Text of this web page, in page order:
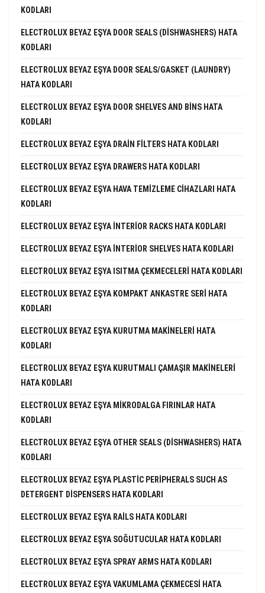
KODLARI
ELECTROLUX BEYAZ EŞYA DOOR SEALS (DISHWASHERS) HATA
KODLARI
ELECTROLUX BEYAZ EŞYA DOOR SEALS/GASKET (LAUNDRY)
HATA KODLARI
ELECTROLUX BEYAZ EŞYA DOOR SHELVES AND BINS HATA
KODLARI
ELECTROLUX BEYAZ EŞYA DRAIN FILTERS HATA KODLARI
ELECTROLUX BEYAZ EŞYA DRAWERS HATA KODLARI
ELECTROLUX BEYAZ EŞYA HAVA TEMIZLEME CIHAZLARI HATA
KODLARI
ELECTROLUX BEYAZ EŞYA INTERIOR RACKS HATA KODLARI
ELECTROLUX BEYAZ EŞYA INTERIOR SHELVES HATA KODLARI
ELECTROLUX BEYAZ EŞYA ISITMA ÇEKMECELERI HATA KODLARI
ELECTROLUX BEYAZ EŞYA KOMPAKT ANKASTRE SERI HATA
KODLARI
ELECTROLUX BEYAZ EŞYA KURUTMA MAKINELERI HATA
KODLARI
ELECTROLUX BEYAZ EŞYA KURUTMALI ÇAMAŞIR MAKINELERI
HATA KODLARI
ELECTROLUX BEYAZ EŞYA MIKRODALGA FIRINLAR HATA
KODLARI
ELECTROLUX BEYAZ EŞYA OTHER SEALS (DISHWASHERS) HATA
KODLARI
ELECTROLUX BEYAZ EŞYA PLASTIC PERIPHERALS SUCH AS
DETERGENT DISPENSERS HATA KODLARI
ELECTROLUX BEYAZ EŞYA RAILS HATA KODLARI
ELECTROLUX BEYAZ EŞYA SOĞUTUCULAR HATA KODLARI
ELECTROLUX BEYAZ EŞYA SPRAY ARMS HATA KODLARI
ELECTROLUX BEYAZ EŞYA VAKUMLAMA ÇEKMECESI HATA